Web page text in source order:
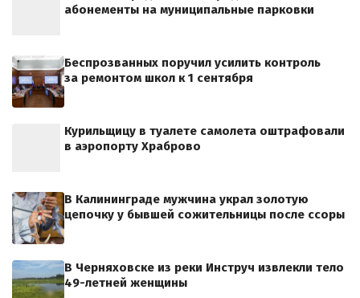
абонементы на муниципальные парковки
Беспрозванных поручил усилить контроль
за ремонтом школ к 1 сентября
Курильщицу в туалете самолета оштрафовали
в аэропорту Храброво
В Калининграде мужчина украл золотую
цепочку у бывшей сожительницы после ссоры
В Черняховске из реки Инструч извлекли тело
49-летней женщины